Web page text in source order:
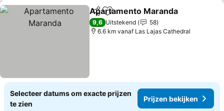
DelenToevoegen aan favorieten
Apartamento Maranda
9,6 Uitstekend
58
6.6 km vanaf Las Lajas Cathedral
Selecteer datums om exacte prijzen
te zien
Prijzen bekijken